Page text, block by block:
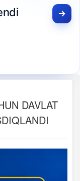
DAVLAT